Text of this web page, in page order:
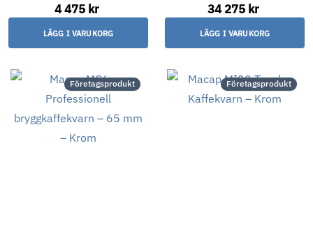
4 475 kr
LÄGG I VARUKORG
34 275 kr
LÄGG I VARUKORG
Företagsprodukt Företagsprodukt